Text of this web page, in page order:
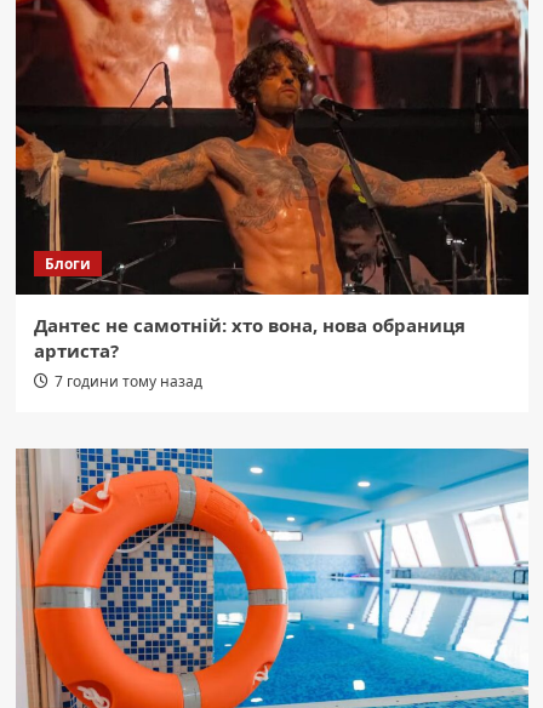
Блоги
Дантес не самотній: хто вона, нова обраниця
артиста?
7 години тому назад